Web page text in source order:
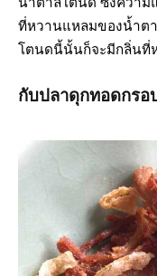
ที่หวานแหลมของน้ำตา
โตนดนี้นั้นก็จะมีกลิ่นที่
กับปลาดุกทอดกรอ